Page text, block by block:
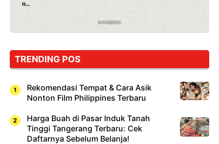
Rahasia Mami Bikin Nagih!
TRENDING POS
Rekomendasi Tempat & Cara Asik
Nonton Film Philippines Terbaru
Harga Buah di Pasar Induk Tanah
Tinggi Tangerang Terbaru: Cek
Daftarnya Sebelum Belanja!